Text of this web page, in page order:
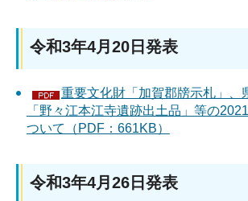
令和3年4月20日発表
重要文化財「加賀郡牓示札」、
「野々江本江寺遺跡出土品」等の
ついて（PDF：661KB）
令和3年4月26日発表